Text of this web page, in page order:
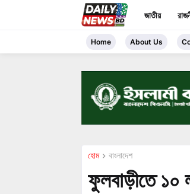
জাতীয়
Home About Us
হোম বাংলাদেশ
ফুলবাড়ীতে ১০